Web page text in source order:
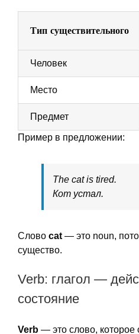
Тип существительного
Человек
Место
Предмет
Пример в предложении:
The cat is tired.
Кот устал.
Слово cat — это noun,
существо.
Verb: глагол —
состояние
Verb — это слово, которое